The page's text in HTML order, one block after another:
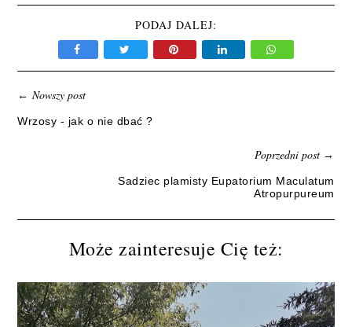
PODAJ DALEJ:
←Nowszy post
Wrzosy - jak o nie dbać ?
Poprzedni post→
Sadziec plamisty Eupatorium Maculatum
Atropurpureum
Może zainteresuje Cię też: